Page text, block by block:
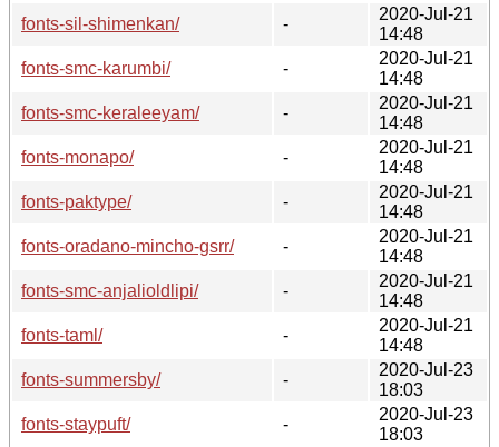
fonts-sil-shimenkan/
-
2020-Jul-21
14:48
fonts-smc-karumbi/
-
2020-Jul-21
14:48
fonts-smc-keraleeyam/
-
2020-Jul-21
14:48
fonts-monapo/
-
2020-Jul-21
14:48
fonts-paktype/
-
2020-Jul-21
14:48
fonts-oradano-mincho-gsrr/
-
2020-Jul-21
14:48
fonts-smc-anjalioldlipi/
-
2020-Jul-21
14:48
fonts-taml/
-
2020-Jul-21
14:48
fonts-summersby/
-
2020-Jul-23
18:03
fonts-staypuft/
-
2020-Jul-23
18:03